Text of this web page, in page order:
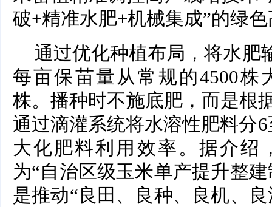
破+精准水肥+机械集成”的绿
通过优化种植布局，将水肥
每亩保苗量从常规的4500株
株。播种时不施底肥，而是根
通过滴灌系统将水溶性肥料分
大化肥料利用效率。据介绍
为“自治区级玉米单产提升整
是推动“良田、良种、良机、